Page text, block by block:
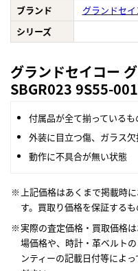
ブランド
グランドセイ
シリーズ
グランドセイコー
SBGR023 9S55-
付属品が全て揃っているも
外装に目立つ傷、ガラス
動作に不具合が無い状態
上記価格はあくまで掲載時
す。買取り価格を保証するも
実際の査定価格・買取価格
場価格や、時計・革ベルト
ンティーの記載日付等によ